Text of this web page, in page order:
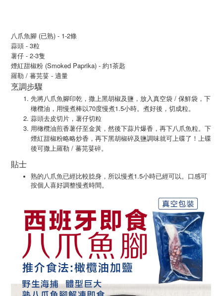
八爪魚腳 (已熟) - 1-2條
蒜頭 - 3粒
薯仔 - 2-3隻
煙紅甜椒粉 (Smoked Paprika) - 約1茶匙
羅勒 / 蕃芫荽 - 適量
烹調步驟
先將八爪魚腳印乾，撒上黑胡椒及鹽，放入真空袋 / 保鮮袋，下
橄欖油，用慢煮棒以70度慢煮1.5小時。煮好後，切成粒。
蒜頭去皮切片，薯仔切粒
用橄欖油煎香薯仔至金黃，然後下蒜片爆香，再下八爪魚粒。下
煙紅甜椒粉略略炒香，再下黑胡椒碎及鹽調味就可上碟了！上碟
後可撒上羅勒 / 蕃芫荽碎。
貼士
熟的八爪魚已經比較腍身，所以慢煮1.5小時已經可以。口感可
按個人喜好調整慢煮時間。